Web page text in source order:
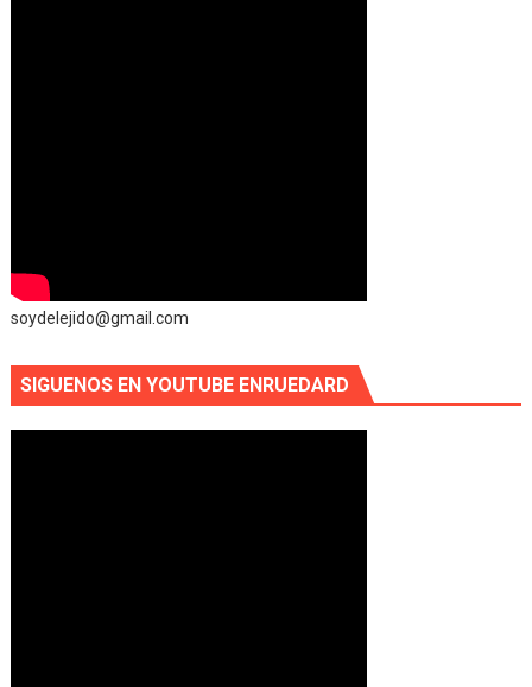
soydelejido@gmail.com
SIGUENOS EN YOUTUBE ENRUEDARD